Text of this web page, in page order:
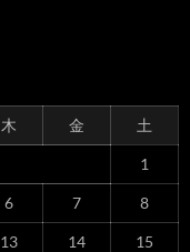
木 金 土
1
6 7 8
13 14 15